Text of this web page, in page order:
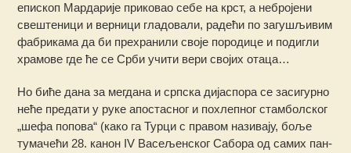
епископ Мардарије приковао себе на крст, а небројени
свештеници и верници гладовали, радећи по загушљивим
фабрикама да би прехранили своје породице и подигли
храмове где ће се Срби учити вери својих отаца…
Но биће дана за мегдана и српска дијаспора се засигурно
неће предати у руке апостасног и похлепног стамболског
„шефа попова“ (како га Турци с правом називају, боље
тумачећи 28. канон IV Васељенског Сабора од самих пан-